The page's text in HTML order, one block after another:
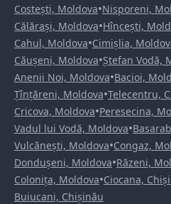
Costești, Moldova•Nisporeni,
Călărași, Moldova•Hîncești,
Cahul, Moldova•Cimișlia,
Căușeni, Moldova•Ștefan Vodă,
Anenii Noi, Moldova•Bacioi,
Țînțăreni, Moldova•Telecentru,
Cricova, Moldova•Peresecina,
Vadul lui Vodă, Moldova•
Vulcănești, Moldova•Congaz,
Dondușeni, Moldova•Răzeni,
Colonița, Moldova•Ciocana,
Buiucani, Chișinău